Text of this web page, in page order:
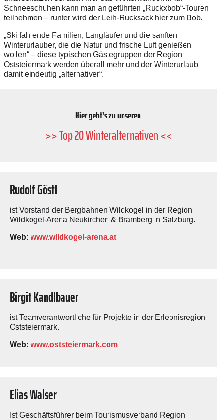
Schneeschuhen kann man an geführten „Ruckxbob“-Touren
teilnehmen – runter wird der Leih-Rucksack hier zum Bob.
„Ski fahrende Familien, Lang­läufer und die sanften
Winterurlauber, die die Natur und frische Luft genießen
wollen“ – diese typischen Gästegruppen der Region
Oststeiermark werden überall mehr und der Winterurlaub
damit eindeutig „alternativer“.
Hier geht's zu unseren
>> Top 20 Winteralternativen <<
Rudolf Göstl
ist Vorstand der Bergbahnen Wildkogel in der Region
Wildkogel-Arena Neukirchen & Bramberg in Salzburg.
Web: www.wildkogel-arena.at
Birgit Kandlbauer
ist Teamverantwortliche für Projekte in der Erlebnisregion
Oststeiermark.
Web: www.oststeiermark.com
Elias Walser
Ist Geschäftsführer beim Tourismus­verband Region